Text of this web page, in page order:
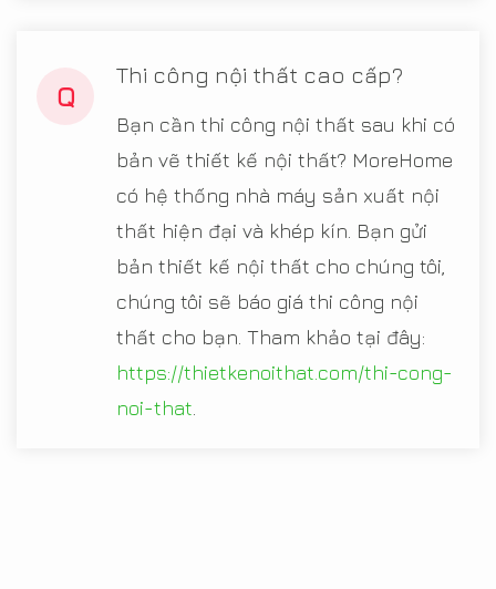
Q
Thi công nội thất cao cấp?
Bạn cần thi công nội thất sau khi có
bản vẽ thiết kế nội thất? MoreHome
có hệ thống nhà máy sản xuất nội
thất hiện đại và khép kín. Bạn gửi
bản thiết kế nội thất cho chúng tôi,
chúng tôi sẽ báo giá thi công nội
thất cho bạn. Tham khảo tại đây:
https://thietkenoithat.com/thi-cong-
noi-that